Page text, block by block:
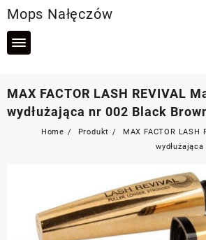
to
content
Mops Nałęczów
MAX FACTOR LASH REVIVAL
wydłużająca nr 002 Black
Home Produkt
MAX FACTOR LASH